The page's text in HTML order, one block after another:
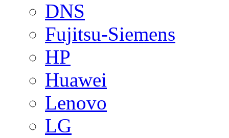
DNS
Fujitsu-Siemens
HP
Huawei
Lenovo
LG